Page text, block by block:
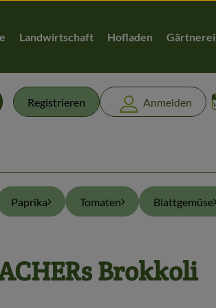
Landwirtschaft Hofladen Gärtnerei
Registrieren Anmelden
Paprika Tomaten Blattgemüse
Brokkoli